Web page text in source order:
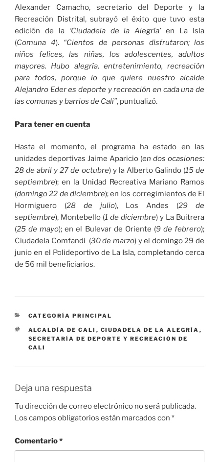
Alexander Camacho, secretario del Deporte y la
Recreación Distrital, subrayó el éxito que tuvo esta
edición de la
‘Ciudadela de la Alegría’en La Isla
(Comuna 4). “Cientos de personas disfrutaron; los
niños felices, las niñas, los adolescentes, adultos
mayores. Hubo alegría, entretenimiento, recreación
para todos, porque lo que quiere nuestro alcalde
Alejandro Eder es deporte y recreación en cada una de
las comunas y barrios de Cali”, puntualizó.
Para tener en cuenta
Hasta el momento, el programa ha estado en las
unidades deportivas Jaime Aparicio (en dos ocasiones:
28 de abril y 27 de octubre) y la Alberto Galindo (15 de
septiembre); en la Unidad Recreativa Mariano Ramos
(domingo 22 de diciembre); en los corregimientos de El
Hormiguero (28 de julio), Los Andes (29 de
septiembre), Montebello (1 de diciembre) y La Buitrera
(25 de mayo); en el Bulevar de Oriente (9 de febrero);
Ciudadela Comfandi (30 de marzo) y el domingo 29 de
junio en el Polideportivo de La Isla, completando cerca
de 56 mil beneficiarios.
CATEGORÍAS
CATEGORÍA PRINCIPAL
ETIQUETAS
ALCALDÍA DE CALI , CIUDADELA DE LA ALEGRÍA ,
SECRETARÍA DE DEPORTE Y RECREACIÓN DE
CALI
Deja una respuesta
Tu dirección de correo electrónico no será publicada.
Los campos obligatorios están marcados con *
Comentario*